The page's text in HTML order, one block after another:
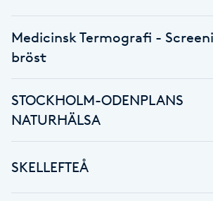
Extensions
Eyeliner-tatuering
Face framing
Medicinsk Termografi -
bröst
STOCKHOLM-ODENPLANS
NATURHÄLSA
SKELLEFTEÅ